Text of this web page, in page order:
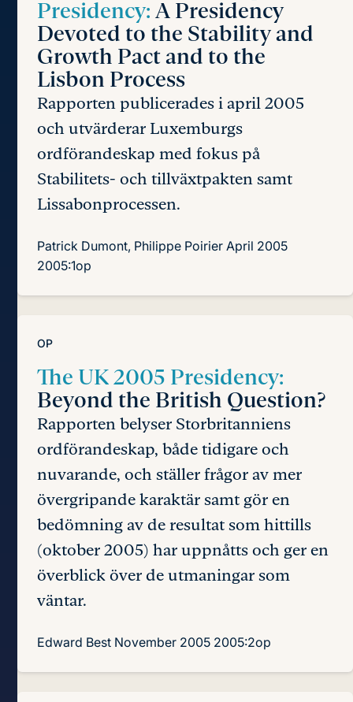
Presidency: A Presidency
Devoted to the Stability and
Growth Pact and to the
Lisbon Process
Rapporten publicerades i april 2005
och utvärderar Luxemburgs
ordförandeskap med fokus på
Stabilitets- och tillväxtpakten samt
Lissabonprocessen.
Patrick Dumont, Philippe Poirier April 2005
2005:1op
OP
The UK 2005 Presidency:
Beyond the British Question?
Rapporten belyser Storbritanniens
ordförandeskap, både tidigare och
nuvarande, och ställer frågor av mer
övergripande karaktär samt gör en
bedömning av de resultat som hittills
(oktober 2005) har uppnåtts och ger en
överblick över de utmaningar som
väntar.
Edward Best November 2005 2005:2op